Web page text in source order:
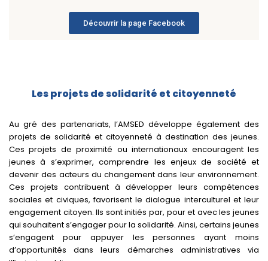
Découvrir la page Facebook
Les projets de solidarité et citoyenneté
Au gré des partenariats, l’AMSED développe également des
projets de solidarité et citoyenneté à destination des jeunes.
Ces projets de proximité ou internationaux encouragent les
jeunes à s’exprimer, comprendre les enjeux de société et
devenir des acteurs du changement dans leur environnement.
Ces projets contribuent à développer leurs compétences
sociales et civiques, favorisent le dialogue interculturel et leur
engagement citoyen. Ils sont initiés par, pour et avec les jeunes
qui souhaitent s’engager pour la solidarité. Ainsi, certains jeunes
s’engagent pour appuyer les personnes ayant moins
d’opportunités dans leurs démarches administratives via